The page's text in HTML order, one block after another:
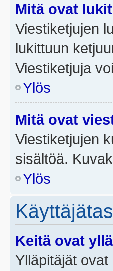
Mitä ovat
Viestiketjujen
lukittuun
Viestiketjuja
Ylös
Mitä ovat
Viestiketjujen
sisältöä.
Ylös
Keitä ovat
Ylläpitäjät